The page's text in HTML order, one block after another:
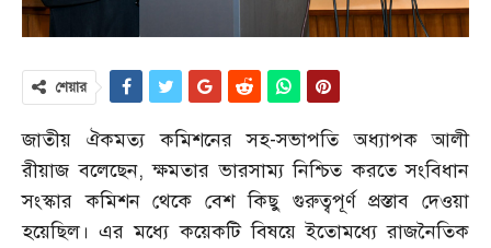
শেয়ার
জাতীয় ঐকমত্য কমিশনের সহ-সভাপতি অধ্যাপক আলী
রীয়াজ বলেছেন, ক্ষমতার ভারসাম্য নিশ্চিত করতে সংবিধান
সংস্কার কমিশন থেকে বেশ কিছু গুরুত্বপূর্ণ প্রস্তাব দেওয়া
হয়েছিল। এর মধ্যে কয়েকটি বিষয়ে ইতোমধ্যে রাজনৈতিক